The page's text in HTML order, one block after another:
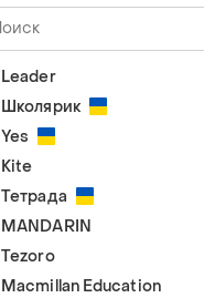
Leader
Школярик
Yes
Kite
Тетрада
MANDARIN
Tezoro
Macmillan Education